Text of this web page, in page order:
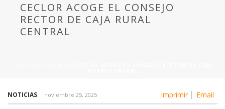
CECLOR ACOGE EL CONSEJO
RECTOR DE CAJA RURAL
CENTRAL
Imprimir Email
NOTICIAS noviembre 25, 2025